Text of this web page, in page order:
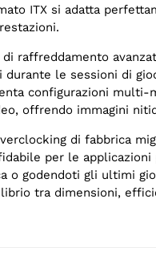
ITX si adatta
raffreddamento
le sessioni di
configurazioni multi-
offrendo immagini
di fabbrica
per le applicazioni
o godendoti gli ultimi
tra dimensioni,